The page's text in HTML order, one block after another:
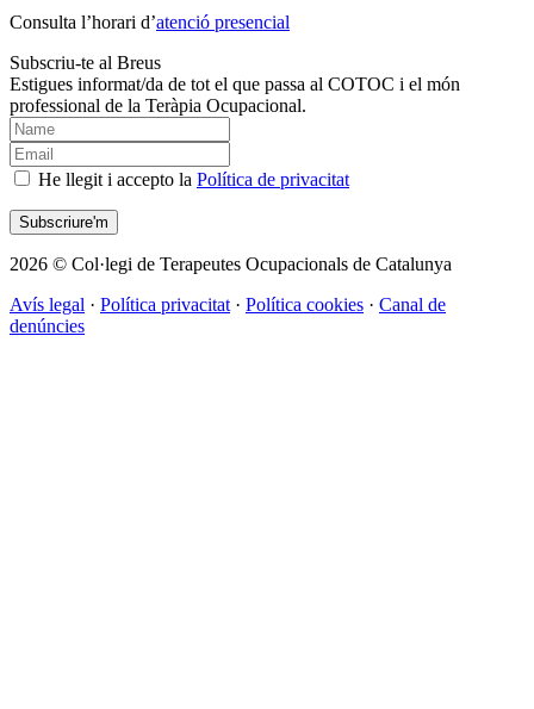
Consulta l’horari d’atenció presencial
Subscriu-te al Breus
Estigues informat/da de tot el que passa al COTOC i el món
professional de la Teràpia Ocupacional.
He llegit i accepto la Política de privacitat
2026 © Col·legi de Terapeutes Ocupacionals de Catalunya
Avís legal · Política privacitat · Política cookies · Canal de
denúncies